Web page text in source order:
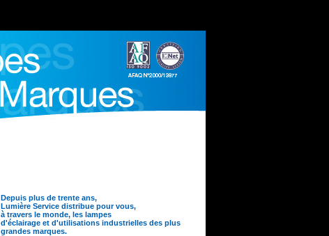
Depuis plus de trente ans,
Lumière Service distribue pour vous,
à travers le monde, les lampes
d'éclairage et d'utilisations industrielles des plus
grandes marques.